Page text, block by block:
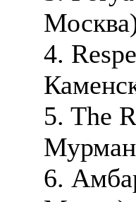
4.
5. The
6.